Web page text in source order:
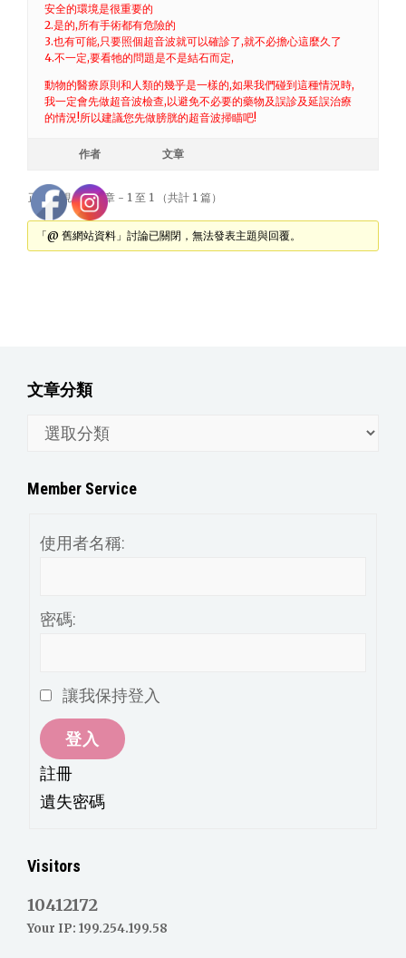
安全的環境是很重要的
2.是的,所有手術都有危險的
3.也有可能,只要照個超音波就可以確診了,就不必擔心這麼久了
4.不一定,要看牠的問題是不是結石而定,
動物的醫療原則和人類的幾乎是一樣的,如果我們碰到這種情況時,
我一定會先做超音波檢查,以避免不必要的藥物及誤診及延誤治療
的情況!所以建議您先做膀胱的超音波掃瞄吧!
作者 文章
正在檢視 1 篇文章 - 1 至 1 （共計 1 篇）
「@ 舊網站資料」討論已關閉，無法發表主題與回覆。
文章分類
分
Member Service
使用者名稱:
密碼:
讓我保持登入
登入
註冊
遺失密碼
Visitors
10412172
Your IP: 199.254.199.58